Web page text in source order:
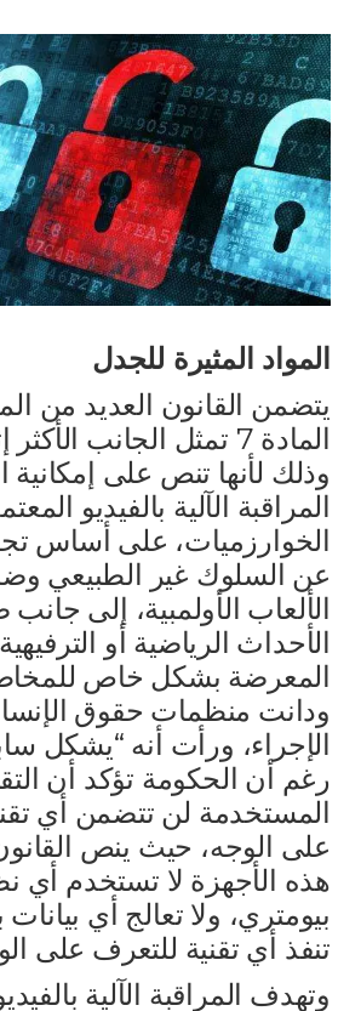
المواد المثيرة للجدل
يتضمن القانون العديد من
المادة 7 تمثل الجانب
وذلك لأنها تنص على إمكانية
المراقبة الآلية بالفيديو
الخوارزميات، على أساس
عن السلوك غير الطبيعي
الألعاب الأولمبية، إلى
الأحداث الرياضية أو
المعرضة بشكل خاص
ودانت منظمات حقوق
الإجراء، ورأت أنه “يشكل
رغم أن الحكومة تؤكد أن
المستخدمة لن تتضمن أي
على الوجه، حيث ينص
هذه الأجهزة لا تستخدم أي
بيومتري، ولا تعالج أي بيانات
تنفذ أي تقنية للتعرف على
وتهدف المراقبة الآلية